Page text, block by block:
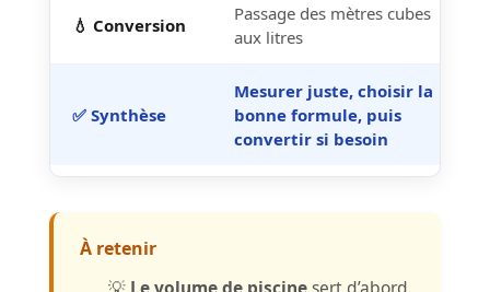
💧 Conversion
Passage des mètres cubes
aux litres
✅ Synthèse
Mesurer juste, choisir la
bonne formule, puis
convertir si besoin
À retenir
💡 Le volume de piscinesert d’abord